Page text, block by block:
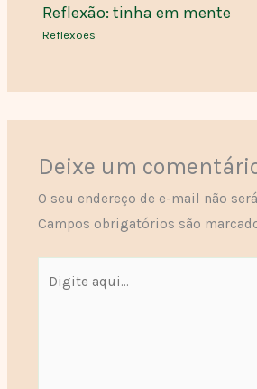
Reflexão: tinha em mente
Reflexões
Deixe um
O seu endereço de e-mail não
Campos obrigatórios são
aqui...